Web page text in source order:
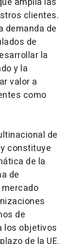
clientes.
demanda de
de
la
y la
valor a
como
de
constituye
de la
de
de
los objetivos
de la UE.